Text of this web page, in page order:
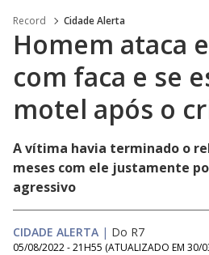
Record Cidade Alerta
Homem ataca
com faca e se
motel após o
A vítima havia terminado o
meses com ele justamente
agressivo
CIDADE ALERTA | Do R7
05/08/2022 - 21H55 (ATUALIZADO EM 30/